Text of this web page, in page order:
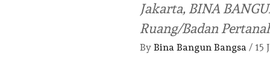
Jakarta, BINA
Ruang/Badan
By Bina Bangun Bangsa / 15